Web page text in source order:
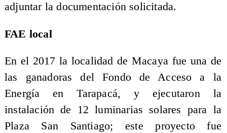
adjuntar la documentación solicitada.
FAE local
En el 2017 la localidad de Macaya fue una de
las ganadoras del Fondo de Acceso a la
Energía en Tarapacá, y ejecutaron la
instalación de 12 luminarias solares para la
Plaza San Santiago; este proyecto fue